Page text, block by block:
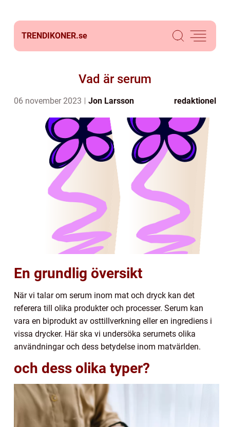
TRENDIKONER.se
Vad är serum
06 november 2023 Jon Larsson redaktionel
En grundlig översikt
När vi talar om serum inom mat och dryck kan det
referera till olika produkter och processer. Serum kan
vara en biprodukt av osttillverkning eller en ingrediens i
vissa drycker. Här ska vi undersöka serumets olika
användningar och dess betydelse inom matvärlden.
och dess olika typer?